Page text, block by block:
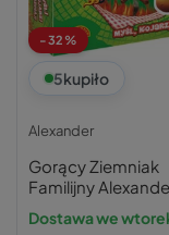
-32%
5kupiło
Alexander
Gorący Ziemniak
Familijny
Dostawa we